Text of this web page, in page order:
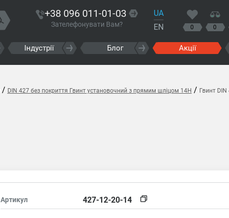
+38 096 011-01-03
Зателефонувати Вам?
UA
EN
0 0
Індустрії Блог Акції
/ DIN 427 без покриття Гвинт установочний з прямим шліцом 14H / Гвинт
Артикул 427-12-20-14